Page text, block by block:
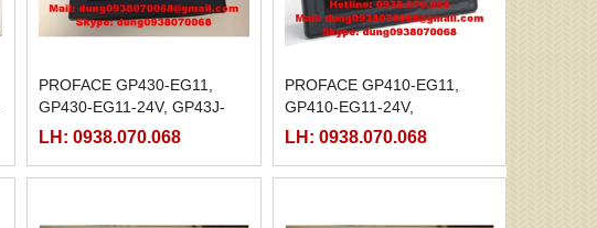
PROFACE GP430-EG11,
GP430-EG11-24V, GP43J-
EG11, GP43J-EGE1-220
LH: 0938.070.068
PROFACE GP410-EG11,
GP410-EG11-24V,
LH: 0938.070.068